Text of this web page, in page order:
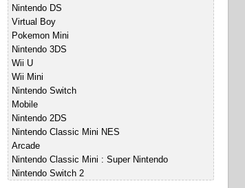
Nintendo DS
Virtual Boy
Pokemon Mini
Nintendo 3DS
Wii U
Wii Mini
Nintendo Switch
Mobile
Nintendo 2DS
Nintendo Classic Mini NES
Arcade
Nintendo Classic Mini : Super Nintendo
Nintendo Switch 2